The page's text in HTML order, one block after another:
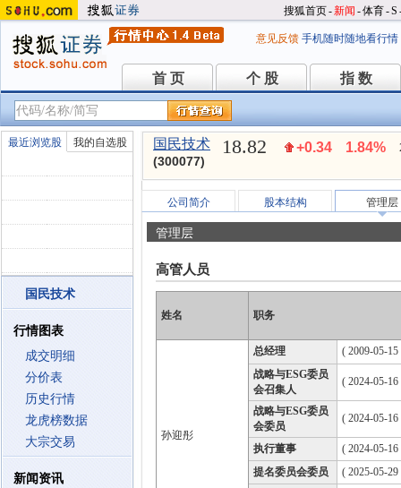
搜狐首页-新闻 -体育-S
意见反馈 手机随时随地看行情
首 页
首 页 个 股
个 股 指 数
指 数
最近浏览股 我的自选股
国民技术
行情图表
成交明细
分价表
历史行情
龙虎榜数据
大宗交易
新闻资讯
国民技术
(300077)
18.82 +0.34 1.84%
公司简介 股本结构 管理层
管理层
高管人员
姓名 职务
孙迎彤
总经理
( 2009-05-
战略与ESG委员
会召集人
( 2024-05-
战略与ESG委员
会委员
( 2024-05-
执行董事
( 2024-05-
提名委员会委员
( 2025-05-